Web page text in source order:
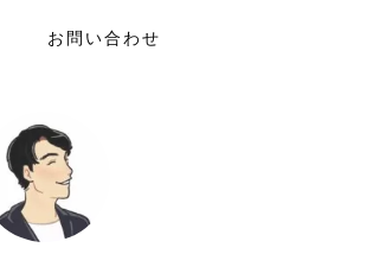
お問い合わせ